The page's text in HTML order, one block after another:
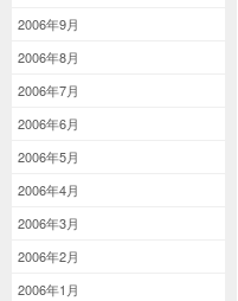
2006年9月
2006年8月
2006年7月
2006年6月
2006年5月
2006年4月
2006年3月
2006年2月
2006年1月